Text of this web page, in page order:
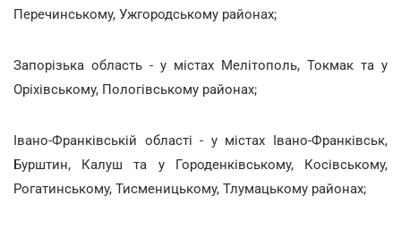
Перечинському, Ужгородському районах;
Запорізька область - у містах Мелітополь, Токмак та у
Оріхівському, Пологівському районах;
Івано-Франківській області - у містах Івано-Франківськ,
Бурштин, Калуш та у Городенківському, Косівському,
Рогатинському, Тисменицькому, Тлумацькому районах;